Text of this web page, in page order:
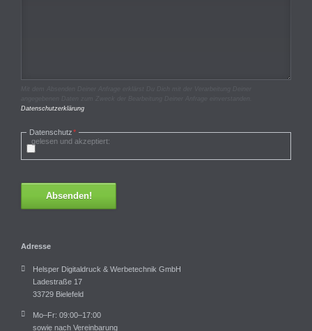
Datenschutzerklärung
Pflichtfeld
Datenschutz*
gelesen und akzeptiert:
Absenden!
Adresse
Helsper Digitaldruck & Werbetechnik GmbH
Ladestraße 17
33729 Bielefeld
Mo–Fr: 09:00–17:00
sowie nach Vereinbarung